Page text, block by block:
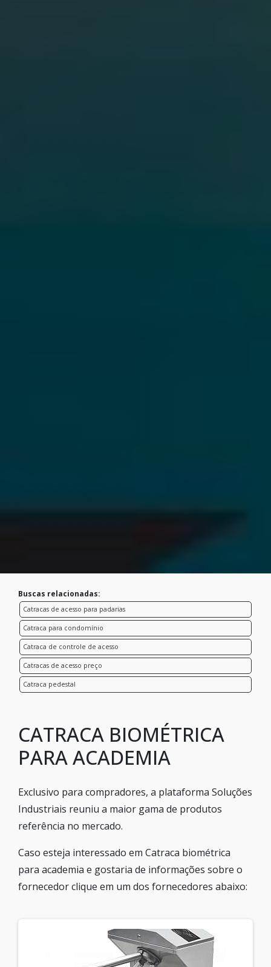
Buscas relacionadas:
Catracas de acesso para padarias
Catraca para condomínio
Catraca de controle de acesso
Catracas de acesso preço
Catraca pedestal
CATRACA BIOMÉTRICA
PARA ACADEMIA
Exclusivo para compradores, a plataforma Soluções
Industriais reuniu a maior gama de produtos
referência no mercado.
Caso esteja interessado em Catraca biométrica
para academia e gostaria de informações sobre o
fornecedor clique em um dos fornecedores abaixo: